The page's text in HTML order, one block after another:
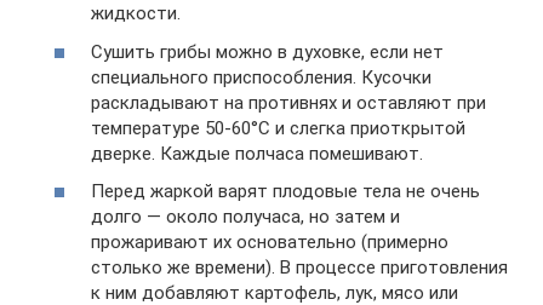
жидкости.
Сушить грибы можно в духовке, если нет
специального приспособления. Кусочки
раскладывают на противнях и оставляют при
температуре 50-60°С и слегка приоткрытой
дверке. Каждые полчаса помешивают.
Перед жаркой варят плодовые тела не очень
долго — около получаса, но затем и
прожаривают их основательно (примерно
столько же времени). В процессе приготовления
к ним добавляют картофель, лук, мясо или